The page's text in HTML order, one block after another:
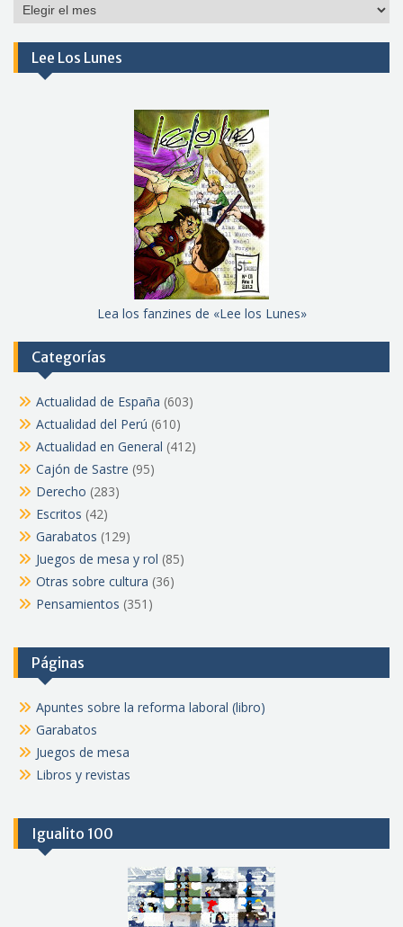
Por
Lee Los Lunes
Lea los fanzines de «Lee los Lunes»
Categorías
Actualidad de España (603)
Actualidad del Perú (610)
Actualidad en General (412)
Cajón de Sastre (95)
Derecho (283)
Escritos (42)
Garabatos (129)
Juegos de mesa y rol (85)
Otras sobre cultura (36)
Pensamientos (351)
Páginas
Apuntes sobre la reforma laboral (libro)
Garabatos
Juegos de mesa
Libros y revistas
Igualito 100